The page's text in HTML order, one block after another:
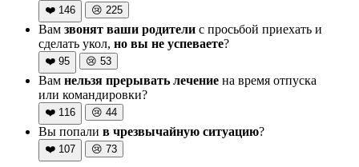
❤️ 146 😢 225
Вам звонят ваши родители с просьбой приехать и
сделать укол, но вы не успеваете?
❤️ 95 😢 53
Вам нельзя прерывать лечение на время отпуска
или командировки?
❤️ 116 😢 44
Вы попали в чрезвычайную ситуацию?
❤️ 107 😢 73